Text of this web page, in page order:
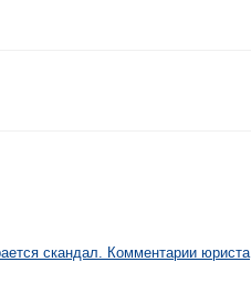
скандал. Комментарии юриста